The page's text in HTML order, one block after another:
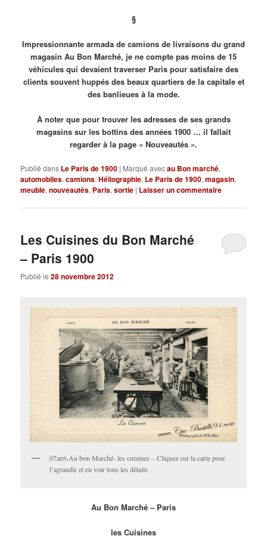
§
Impressionnante armada de camions de livraisons du grand
magasin Au Bon Marché, je ne compte pas moins de 15
véhicules qui devaient traverser Paris pour satisfaire des
clients souvent huppés des beaux quartiers de la capitale et
des banlieues à la mode.
À noter que pour trouver les adresses de ses grands
magasins sur les bottins des années 1900 … il fallait
regarder à la page « Nouveautés ».
Publié dans Le Paris de 1900 | Marqué avecau Bon marché,
automobiles,camions,Héliographie, Le Paris de 1900,magasin,
meuble,nouveautés, Paris,sortie | Laisser un commentaire
Les Cuisines du Bon Marché
– Paris 1900
Publié le28 novembre 2012
07arrt-Au bon Marché- les cuisines – Cliquez sur la carte pour
l’agrandir et en voir tous les détails
Au Bon Marché – Paris
les Cuisines